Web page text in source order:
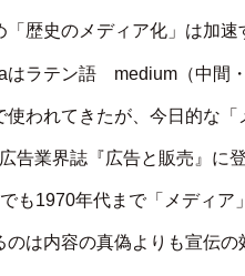
歴史のメディア化」は加
はラテン語 medium（中間
われてきたが、今日的な
告業界誌『広告と販売』に
も1970年代まで「メディ
は内容の真偽よりも宣伝の